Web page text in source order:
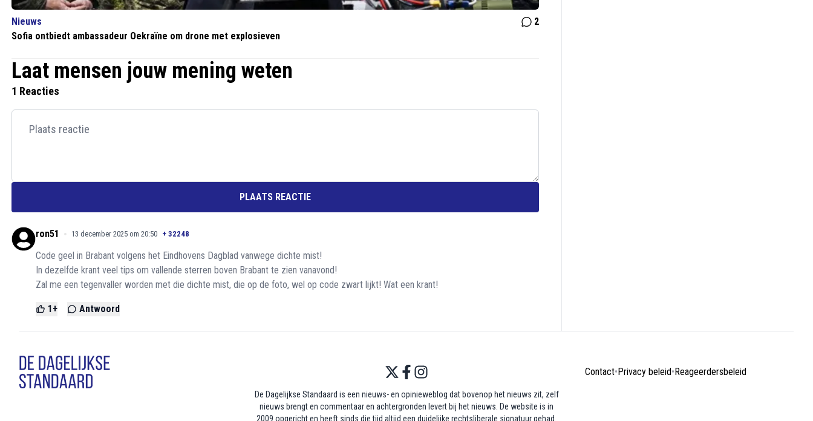
Nieuws
2
Sofia ontbiedt ambassadeur Oekraïne om drone met explosieven
Laat mensen jouw mening weten
1 Reacties
PLAATS REACTIE
ron51 13 december 2025 om 20:50 + 32248
Code geel in Brabant volgens het Eindhovens Dagblad vanwege dichte mist!
In dezelfde krant veel tips om vallende sterren boven Brabant te zien vanavond!
Zal me een tegenvaller worden met die dichte mist, die op de foto, wel op code zwart lijkt! Wat een krant!
1+ Antwoord
Contact•Privacy beleid•Reageerdersbeleid
De Dagelijkse Standaard is een nieuws- en opinieweblog dat bovenop het nieuws zit, zelf
nieuws brengt en commentaar en achtergronden levert bij het nieuws. De website is in
2009 opgericht en heeft sinds die tijd altijd een duidelijke rechtsliberale signatuur gehad.